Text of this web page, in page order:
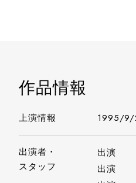
作品情報
上演情報 1995/9/
出演者・
スタッフ
出演
出演